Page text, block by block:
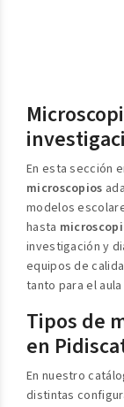
En esta sección
microscopios
modelos
hasta
investigación y
equipos de
tanto para el
Tipos de
en
En nuestro
distintas